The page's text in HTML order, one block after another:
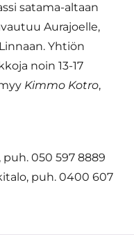
satama-altaan
Aurajoelle,
Yhtiön
noin 13-17
Kimmo Kotro,
050 597 8889
puh. 0400 607